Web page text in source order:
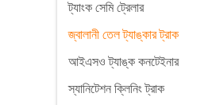
ট্যাংক সেমি ট্রেলার
জ্বালানী তেল ট্যাঙ্কার ট্রাক
আইএসও ট্যাঙ্ক কনটেইনার
স্যানিটেশন ক্লিনিং ট্রাক